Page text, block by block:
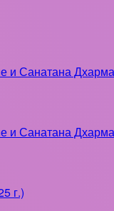
и Санатана
и Санатана
г.)